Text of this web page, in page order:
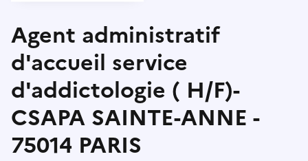
Agent administratif
d'accueil service
d'addictologie ( H/F)-
CSAPA SAINTE-ANNE -
75014 PARIS